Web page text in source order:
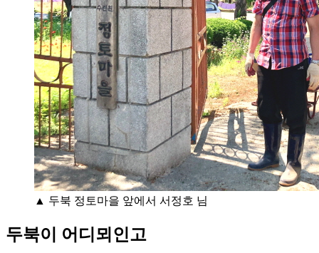
▲ 두북 정토마을 앞에서 서정호 님
두북이 어디뫼인고